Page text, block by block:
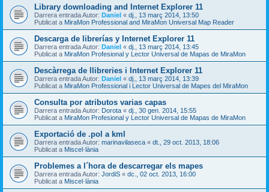
Library downloading and Internet Explorer 11
Darrera entrada Autor: Daniel « dj., 13 març 2014, 13:50
Publicat a MiraMon Professional and MiraMon Universal Map Reader
Descarga de librerías y Internet Explorer 11
Darrera entrada Autor: Daniel « dj., 13 març 2014, 13:45
Publicat a MiraMon Profesional y Lector Universal de Mapas de MiraMon
Descàrrega de llibreries i Internet Explorer 11
Darrera entrada Autor: Daniel « dj., 13 març 2014, 13:39
Publicat a MiraMon Professional i Lector Universal de Mapes del MiraMon
Consulta por atributos varias capas
Darrera entrada Autor: Dorota « dj., 30 gen. 2014, 15:55
Publicat a MiraMon Profesional y Lector Universal de Mapas de MiraMon
Exportació de .pol a kml
Darrera entrada Autor: marinavilaseca « dt., 29 oct. 2013, 18:06
Publicat a Miscel·lània
Problemes a l´hora de descarregar els mapes
Darrera entrada Autor: JordiS « dc., 02 oct. 2013, 16:00
Publicat a Miscel·lània